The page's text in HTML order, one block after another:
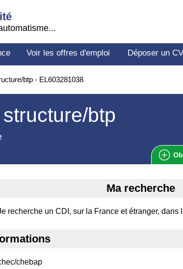
Voir les offres d'emploi Déposer un CV
btp - EL603281038
btp
Ma recherche
recherche un CDI, sur la France et étranger,
chebap